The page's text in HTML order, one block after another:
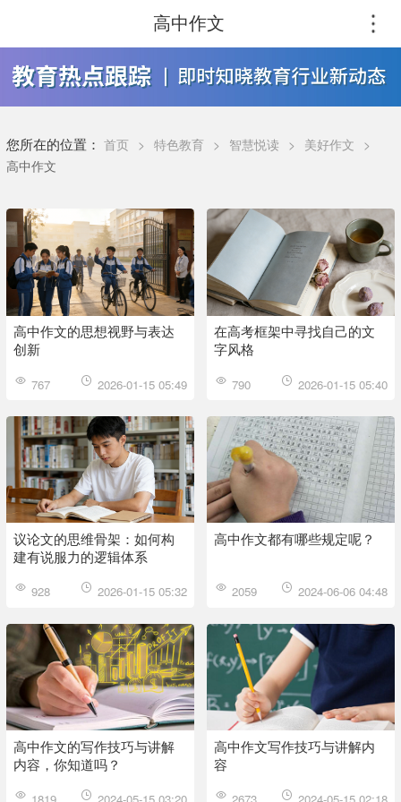
高中作文
您所在的位置： 首页 > 特色教育 > 智慧悦读 > 美好作文 >
高中作文
高中作文的思想视野与表达
创新
767 2026-01-15 05:49
在高考框架中寻找自己的文
字风格
790 2026-01-15 05:40
议论文的思维骨架：如何构
建有说服力的逻辑体系
928 2026-01-15 05:32
高中作文都有哪些规定呢？
2059 2024-06-06 04:48
高中作文的写作技巧与讲解
内容，你知道吗？
高中作文写作技巧与讲解内
容